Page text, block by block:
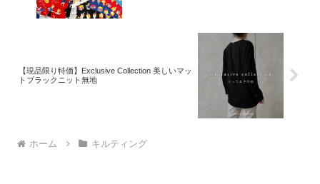
【現品限り特価】Exclusive Collection 美しいマッ
トブラックニット無地
ホーム キルティング